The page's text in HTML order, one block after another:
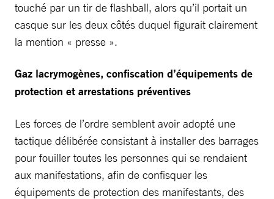
touché par un tir de flashball, alors qu’il portait un
casque sur les deux côtés duquel figurait clairement
la mention « presse ».
Gaz lacrymogènes, confiscation d’équipements de
protection et arrestations préventives
Les forces de l’ordre semblent avoir adopté une
tactique délibérée consistant à installer des barrages
pour fouiller toutes les personnes qui se rendaient
aux manifestations, afin de confisquer les
équipements de protection des manifestants, des